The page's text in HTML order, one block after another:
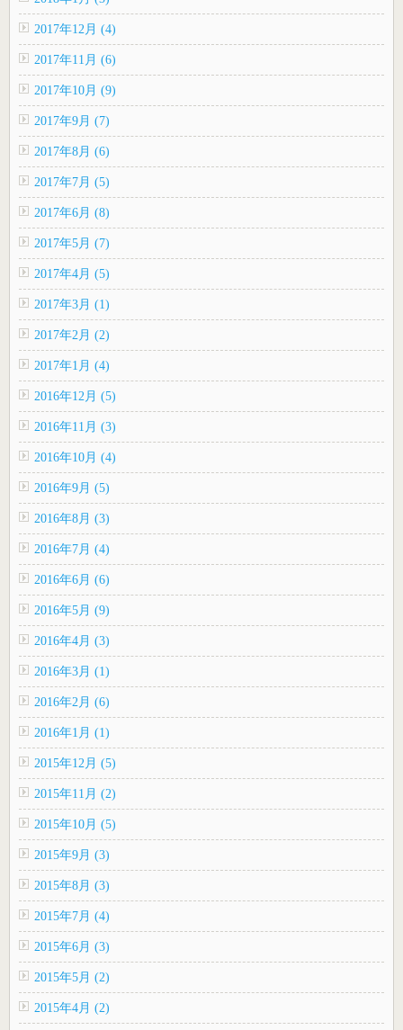
2017年12月 (4)
2017年11月 (6)
2017年10月 (9)
2017年9月 (7)
2017年8月 (6)
2017年7月 (5)
2017年6月 (8)
2017年5月 (7)
2017年4月 (5)
2017年3月 (1)
2017年2月 (2)
2017年1月 (4)
2016年12月 (5)
2016年11月 (3)
2016年10月 (4)
2016年9月 (5)
2016年8月 (3)
2016年7月 (4)
2016年6月 (6)
2016年5月 (9)
2016年4月 (3)
2016年3月 (1)
2016年2月 (6)
2016年1月 (1)
2015年12月 (5)
2015年11月 (2)
2015年10月 (5)
2015年9月 (3)
2015年8月 (3)
2015年7月 (4)
2015年6月 (3)
2015年5月 (2)
2015年4月 (2)